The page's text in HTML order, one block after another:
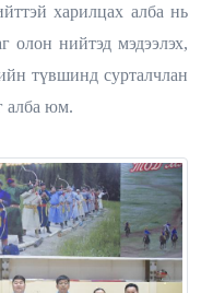
харилцах алба нь
олон нийтэд мэдээлэх,
түвшинд сурталчлан
алба юм.